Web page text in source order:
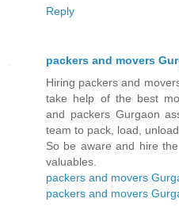
Reply
packers and movers
Hiring packers and
take help of the best
and packers Gurgaon
team to pack, load,
So be aware and hire
valuables.
packers and movers
packers and movers